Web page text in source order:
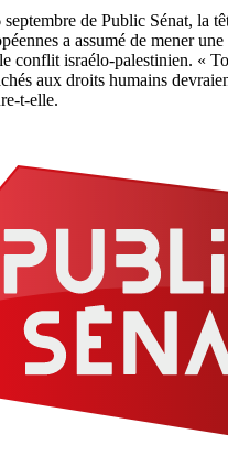
de Public Sénat, la
a assumé de mener
conflit israélo-palestinien. «
aux droits humains
t-elle.